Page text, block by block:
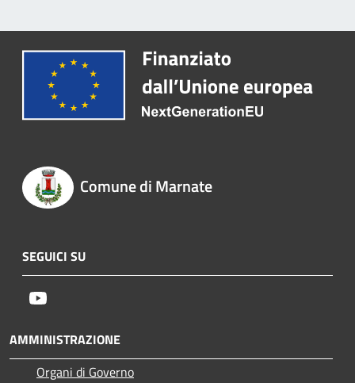
Comune di Marnate
SEGUICI SU
AMMINISTRAZIONE
Organi di Governo